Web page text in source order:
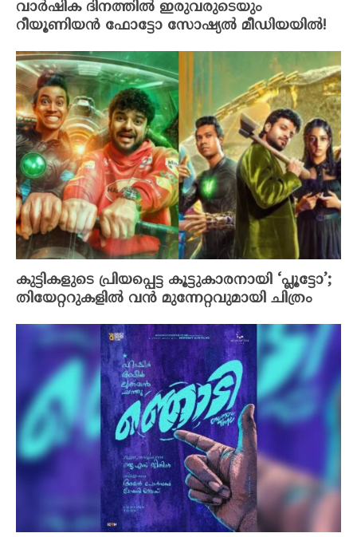
വാർഷിക ദിനത്തിൽ ഇരുവരുടെയും
റീയൂണിയൻ ഫോട്ടോ സോഷ്യൽ മീഡിയയിൽ!
കുട്ടികളുടെ പ്രിയപ്പെട്ട കൂട്ടുകാരനായി ‘പ്ലൂട്ടോ’;
തിയേറ്ററുകളിൽ വൻ മുന്നേറ്റവുമായി ചിത്രം